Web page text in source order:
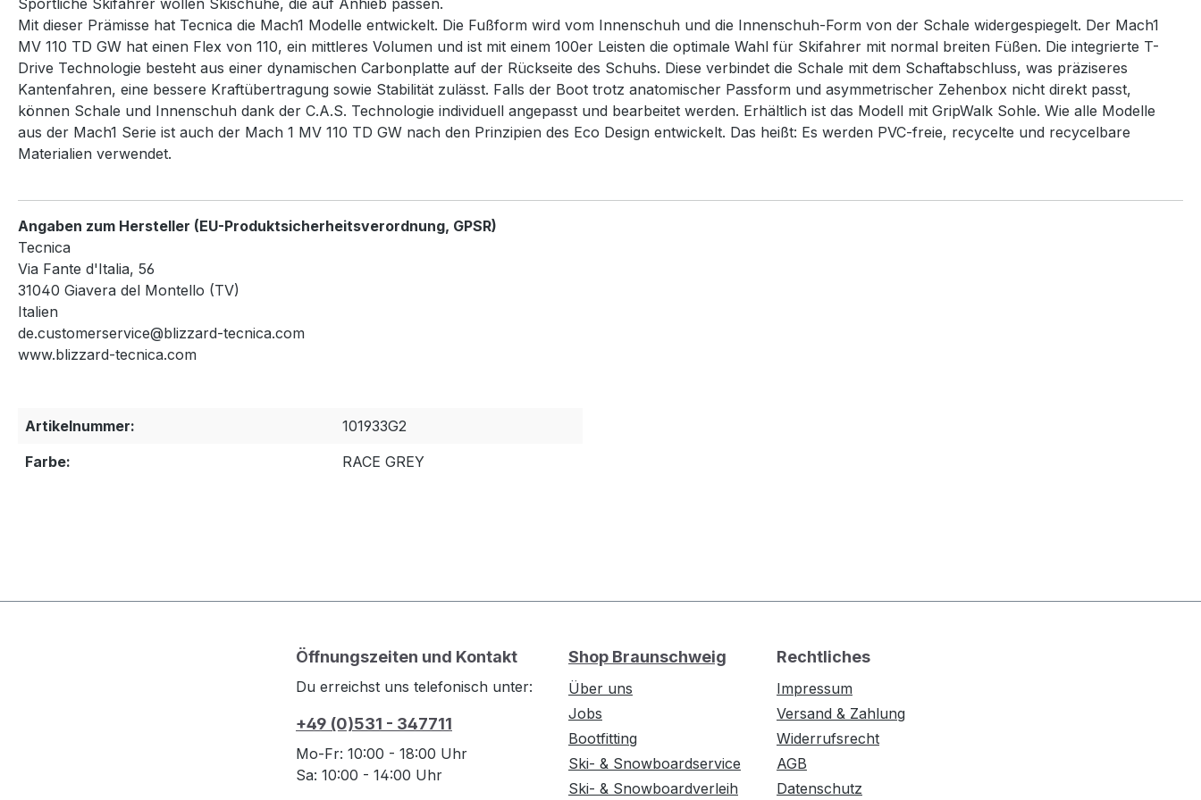
Sportliche Skifahrer wollen Skischuhe, die auf Anhieb passen.
Mit dieser Prämisse hat Tecnica die Mach1 Modelle entwickelt. Die Fußform wird vom Innenschuh und die Innenschuh-Form von der Schale widergespiegelt. Der Mach1
MV 110 TD GW hat einen Flex von 110, ein mittleres Volumen und ist mit einem 100er Leisten die optimale Wahl für Skifahrer mit normal breiten Füßen. Die integrierte T-
Drive Technologie besteht aus einer dynamischen Carbonplatte auf der Rückseite des Schuhs. Diese verbindet die Schale mit dem Schaftabschluss, was präziseres
Kantenfahren, eine bessere Kraftübertragung sowie Stabilität zulässt. Falls der Boot trotz anatomischer Passform und asymmetrischer Zehenbox nicht direkt passt,
können Schale und Innenschuh dank der C.A.S. Technologie individuell angepasst und bearbeitet werden. Erhältlich ist das Modell mit GripWalk Sohle. Wie alle Modelle
aus der Mach1 Serie ist auch der Mach 1 MV 110 TD GW nach den Prinzipien des Eco Design entwickelt. Das heißt: Es werden PVC-freie, recycelte und recycelbare
Materialien verwendet.
Angaben zum Hersteller (EU-Produktsicherheitsverordnung, GPSR)
Tecnica
Via Fante d'Italia, 56
31040 Giavera del Montello (TV)
Italien
de.customerservice@blizzard-tecnica.com
www.blizzard-tecnica.com
Artikelnummer:
101933G2
Farbe:
RACE GREY
Öffnungszeiten und Kontakt
Du erreichst uns telefonisch unter:
+49 (0)531 - 347711
Mo-Fr: 10:00 - 18:00 Uhr
Sa: 10:00 - 14:00 Uhr
Shop Braunschweig
Über uns
Jobs
Bootfitting
Ski- & Snowboardservice
Ski- & Snowboardverleih
Rechtliches
Impressum
Versand & Zahlung
Widerrufsrecht
AGB
Datenschutz